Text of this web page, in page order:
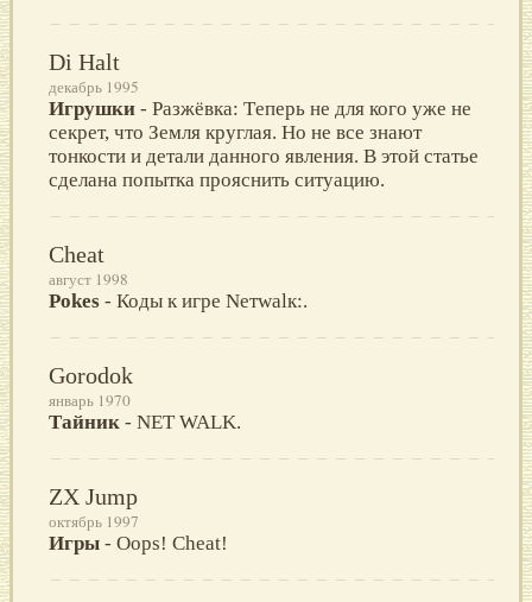
Di Halt
декабрь 1995
Игрушки - Разжёвка: Tеперь не для кого уже не
секрет, что Земля круглая. Но не все знают
тонкости и детали данного явления. В этой статье
сделана попытка прояснить ситуацию.
Cheat
август 1998
Pokes - Коды к игре Nетwаlк:.
Gorodok
январь 1970
Тайник - NET WALK.
ZX Jump
октябрь 1997
Игры - Oops! Cheat!